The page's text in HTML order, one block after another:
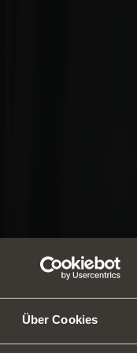
Über Cookies